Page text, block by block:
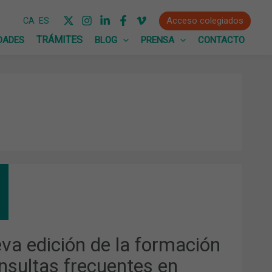
CA ES
Acceso colegiados
BLOG PRENSA CONTACTO
edición de la formación
frecuentes en